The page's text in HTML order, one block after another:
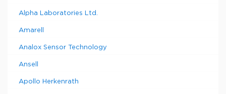
Alpha Laboratories Ltd.
Amarell
Analox Sensor Technology
Ansell
Apollo Herkenrath